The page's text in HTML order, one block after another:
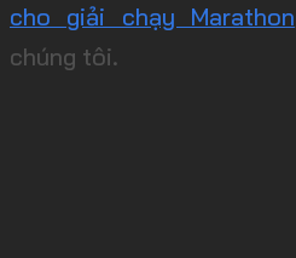
cho giải chạy Marathon
chúng tôi.